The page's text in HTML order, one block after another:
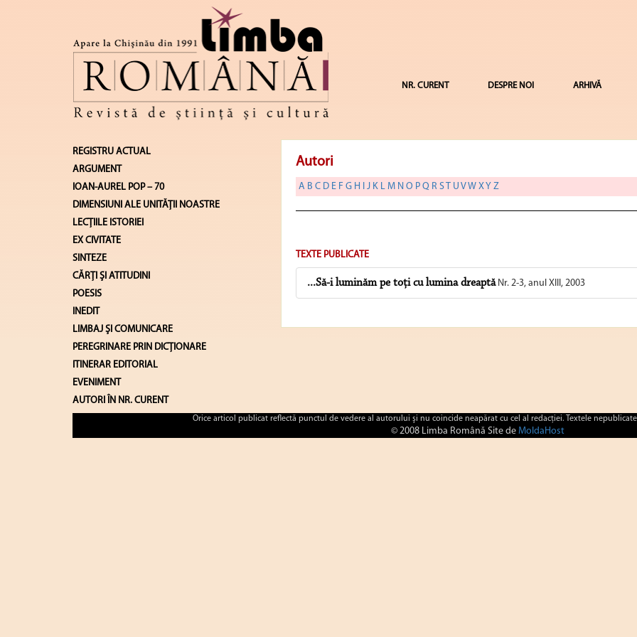
NR. CURENT DESPRE NOI ARHIVĂ
REGISTRU ACTUAL
ARGUMENT
IOAN-AUREL POP – 70
DIMENSIUNI ALE UNITĂŢII NOASTRE
LECŢIILE ISTORIEI
EX CIVITATE
SINTEZE
CĂRŢI ŞI ATITUDINI
POESIS
INEDIT
LIMBAJ ŞI COMUNICARE
PEREGRINARE PRIN DICȚIONARE
ITINERAR EDITORIAL
EVENIMENT
AUTORI ÎN NR. CURENT
Autori
A B C D E F G H J K L M N O P Q R ST U VW XY Z
TEXTE PUBLICATE
...Să-i luminăm pe toţi cu lumina dreaptăNr. 2-3, anul XIII, 2003
Orice articol publicat reflectă punctul de vedere al autorului şi nu coincide neapărat cu cel al redacţiei. Textele
© 2008 Limba Română Site de MoldaHost